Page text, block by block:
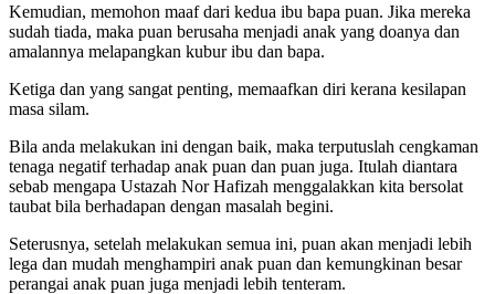
Kemudian, memohon maaf dari kedua ibu bapa puan. Jika mereka
sudah tiada, maka puan berusaha menjadi anak yang doanya dan
amalannya melapangkan kubur ibu dan bapa.
Ketiga dan yang sangat penting, memaafkan diri kerana kesilapan
masa silam.
Bila anda melakukan ini dengan baik, maka terputuslah cengkaman
tenaga negatif terhadap anak puan dan puan juga. Itulah diantara
sebab mengapa Ustazah Nor Hafizah menggalakkan kita bersolat
taubat bila berhadapan dengan masalah begini.
Seterusnya, setelah melakukan semua ini, puan akan menjadi lebih
lega dan mudah menghampiri anak puan dan kemungkinan besar
perangai anak puan juga menjadi lebih tenteram.